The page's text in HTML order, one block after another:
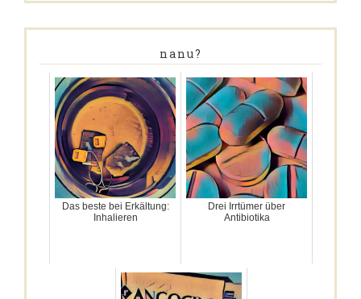
nanu?
Das beste bei Erkältung:
Inhalieren
Drei Irrtümer über
Antibiotika